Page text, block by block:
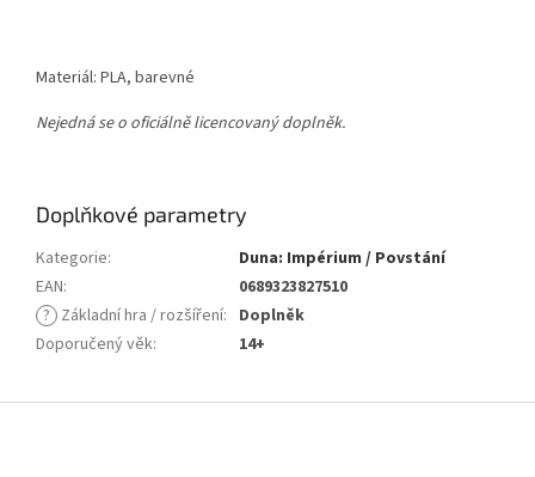
Materiál: PLA, barevné
Nejedná se o oficiálně licencovaný doplněk.
Doplňkové parametry
Kategorie:
Duna: Impérium / Povstání
EAN:
0689323827510
? Základní hra / rozšíření: Doplněk
Doporučený věk: 14+